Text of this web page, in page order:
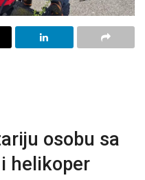
osobu sa
helikoper